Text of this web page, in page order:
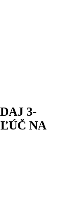
3-
NA